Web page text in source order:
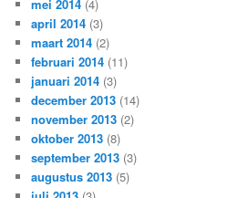
mei 2014 (4)
april 2014 (3)
maart 2014 (2)
februari 2014 (11)
januari 2014 (3)
december 2013 (14)
november 2013 (2)
oktober 2013 (8)
september 2013 (3)
augustus 2013 (5)